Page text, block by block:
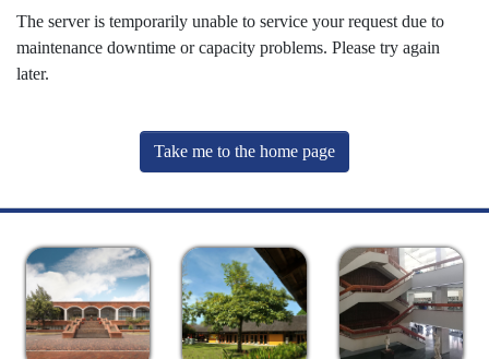
The server is temporarily unable to service your request due to
maintenance downtime or capacity problems. Please try again
later.
Take me to the home page